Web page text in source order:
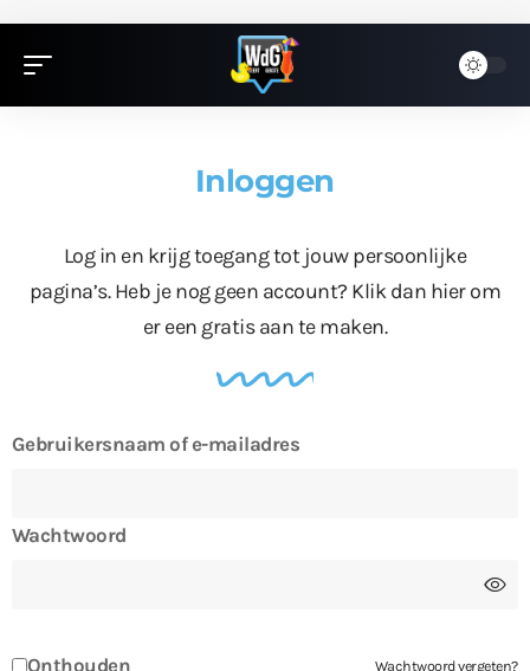
Inloggen
Log in en krijg toegang tot jouw persoonlijke
pagina’s. Heb je nog geen account? Klik dan hierom
er een gratis aan te maken.
Gebruikersnaam of e-mailadres
Wachtwoord
Onthouden Wachtwoord vergeten?